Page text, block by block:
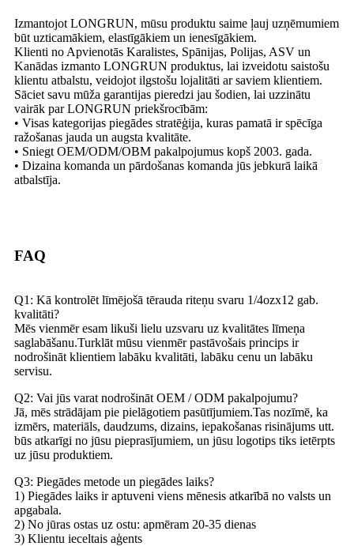
Izmantojot LONGRUN, mūsu produktu saime ļauj uzņēmumiem
būt uzticamākiem, elastīgākiem un ienesīgākiem.
Klienti no Apvienotās Karalistes, Spānijas, Polijas, ASV un
Kanādas izmanto LONGRUN produktus, lai izveidotu saistošu
klientu atbalstu, veidojot ilgstošu lojalitāti ar saviem klientiem.
Sāciet savu mūža garantijas pieredzi jau šodien, lai uzzinātu
vairāk par LONGRUN priekšrocībām:
• Visas kategorijas piegādes stratēģija, kuras pamatā ir spēcīga
ražošanas jauda un augsta kvalitāte.
• Sniegt OEM/ODM/OBM pakalpojumus kopš 2003. gada.​​​​​​​
• Dizaina komanda un pārdošanas komanda jūs jebkurā laikā
atbalstīja.
FAQ
Q1: Kā kontrolēt līmējošā tērauda riteņu svaru 1/4ozx12 gab.
kvalitāti?
Mēs vienmēr esam likuši lielu uzsvaru uz kvalitātes līmeņa
saglabāšanu.Turklāt mūsu vienmēr pastāvošais princips ir
nodrošināt klientiem labāku kvalitāti, labāku cenu un labāku
servisu.
Q2: Vai jūs varat nodrošināt OEM / ODM pakalpojumu?
Jā, mēs strādājam pie pielāgotiem pasūtījumiem.Tas nozīmē, ka
izmērs, materiāls, daudzums, dizains, iepakošanas risinājums utt.
būs atkarīgi no jūsu pieprasījumiem, un jūsu logotips tiks ietērpts
uz jūsu produktiem.
Q3: Piegādes metode un piegādes laiks?
1) Piegādes laiks ir aptuveni viens mēnesis atkarībā no valsts un
apgabala.
2) No jūras ostas uz ostu: apmēram 20-35 dienas
3) Klientu ieceltais aģents